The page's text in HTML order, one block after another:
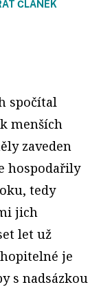
ČLÁNEK
spočítal
menších
zaveden
hospodařily
tedy
jich
let už
je
s nadsázkou